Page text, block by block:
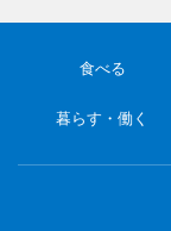
食べる
暮らす・働く